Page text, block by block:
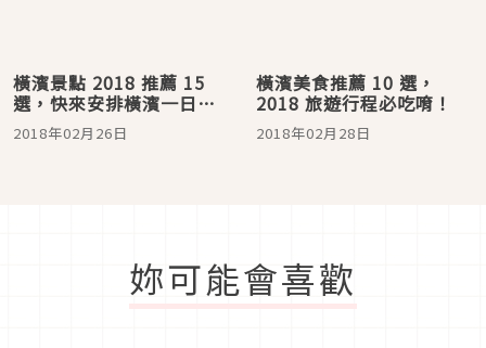
橫濱景點 2018 推薦 15
選，快來安排橫濱一日遊
吧！
2018年02月26日
橫濱美食推薦 10 選，
2018 旅遊行程必吃唷！
2018年02月28日
妳可能會喜歡